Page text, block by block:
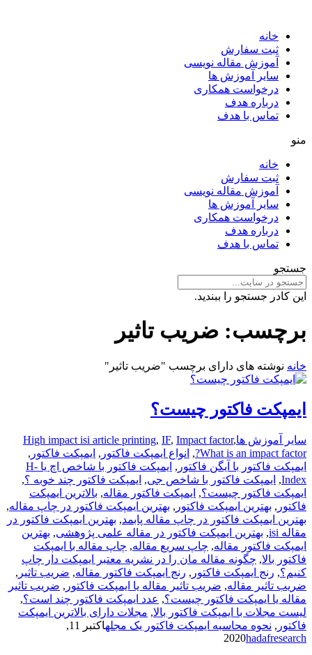
خانه
ثبت سفارش
آموزش مقاله نویسی
سایر آموزش ها
درخواست همکاری
درباره هدف
تماس با هدف
منو
خانه
ثبت سفارش
آموزش مقاله نویسی
سایر آموزش ها
درخواست همکاری
درباره هدف
تماس با هدف
جستجو
این کادر جستجو را ببندید.
برچسب: ضریب تاثیر
خانه نوشته های دارای برچسب "ضریب تاثیر"
ایمپکت فاکتور چیست؟
سایر آموزش ها High impact isi article printing, IF, Impact factor,
What is an impact factor?
, انواع ایمپکت فاکتور , ایمپکت فاکتور ,
ایمپکت فاکتور با آیگن فاکتور ,
ایمپکت فاکتور با شاخص اچ یا H-
Index
, ایمپکت فاکتور با شاخص جی, ایمپکت فاکتور چند خوبه ؟,
ایمپکت فاکتور چیست؟, ایمپکت فاکتور مقاله, بالاترین ایمپکت
فاکتور , بهترین ایمپکت فاکتور , بهترین ایمپکت فاکتور در چاپ مقاله,
بهترین ایمپکت فاکتور در چاپ مقاله پابمد, بهترین ایمپکت فاکتور در
مقاله isi
, بهترین ایمپکت فاکتور در مقاله علمی پژوهشی, بهترین
ایمپکت فاکتور مقاله, چاپ سریع مقاله, چاپ مقاله با ایمپکت
فاکتور بالا, چگونه مقاله مان را در نشریه معتبر ایمپکت دار چاپ
کنیم؟, رنج ایمپکت فاکتور , رنج ایمپکت فاکتور مقاله, ضریب تاثیر ,
ضریب تاثیر مقاله, ضریب تاثیر مقاله یا ایمپکت فاکتور , ضریب تاثیر
مقاله یا ایمپکت فاکتور چیست؟, عدد ایمپکت فاکتور چند است؟,
لیست مجلات با ایمپکت فاکتور بالا, مجلات دارای بالاترین ایمپکت
فاکتور , نحوه محاسبه ایمپکت فاکتور یک مجله
اکتبر 11,
2020hadafresearch